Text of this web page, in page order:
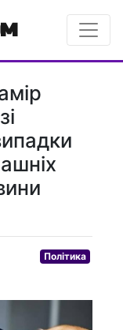
Політика